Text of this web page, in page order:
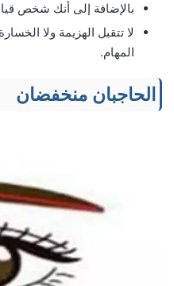
بالإضافة إلى أنك شخص
لا تتقبل الهزيمة ولا
المهام.
الحاجبان منخفضان